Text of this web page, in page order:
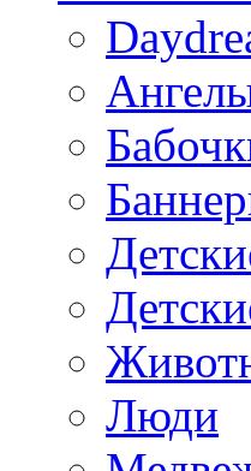
Люди